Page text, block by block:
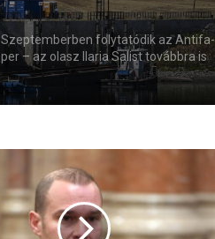
Szeptemberben folytatódik az Antifa-
per – az olasz Ilaria Salist továbbra is
mentelmi jog védi